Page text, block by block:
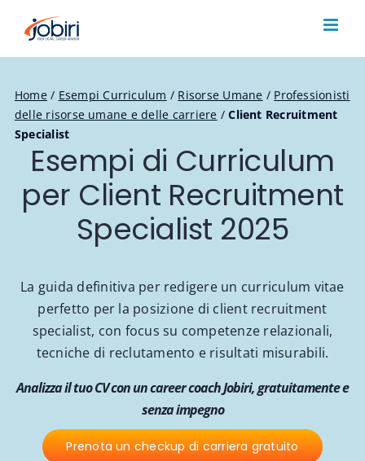
contenuto
Home/ Esempi Curriculum / Risorse Umane / Professionisti
delle risorse umane e delle carriere /Client Recruitment
Specialist
Esempi di Curriculum
per Client Recruitment
Specialist 2025
La guida definitiva per redigere un curriculum vitae
perfetto per la posizione di client recruitment
specialist, con focus su competenze relazionali,
tecniche di reclutamento e risultati misurabili.
Analizza il tuo CV con un career coach Jobiri, gratuitamente e
senza impegno
Prenota un checkup di carriera gratuito